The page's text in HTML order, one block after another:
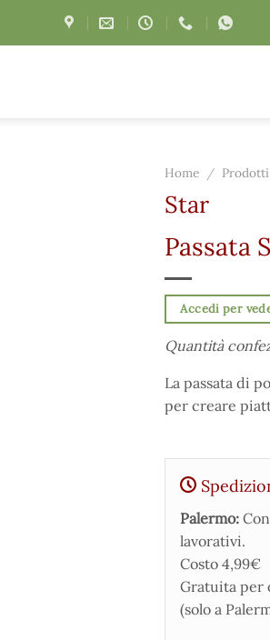
Home / Prodotti
Star
Passata
Accedi per
Quantità
La passata di
per creare
Palermo:
lavorativi.
Costo 4,99€
Gratuita per
(solo a